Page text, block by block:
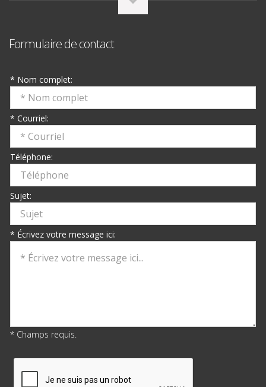
Formulaire de contact
* Nom complet:
* Courriel:
Téléphone:
Sujet:
* Écrivez votre message ici:
* Champs requis.